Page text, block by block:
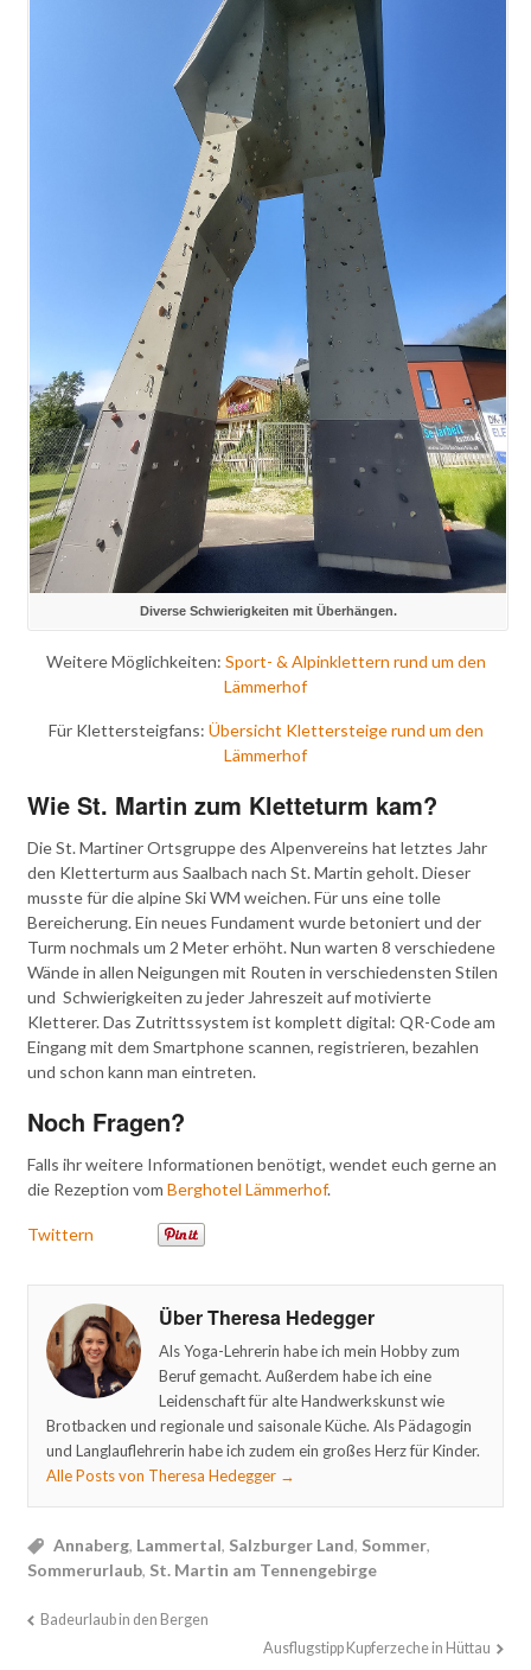
Diverse Schwierigkeiten mit Überhängen.
Weitere Möglichkeiten: Sport- & Alpinklettern rund um den
Lämmerhof
Für Klettersteigfans: Übersicht Klettersteige rund um den
Lämmerhof
Wie St. Martin zum Kletteturm kam?
Die St. Martiner Ortsgruppe des Alpenvereins hat letztes Jahr
den Kletterturm aus Saalbach nach St. Martin geholt. Dieser
musste für die alpine Ski WM weichen. Für uns eine tolle
Bereicherung. Ein neues Fundament wurde betoniert und der
Turm nochmals um 2 Meter erhöht. Nun warten 8 verschiedene
Wände in allen Neigungen mit Routen in verschiedensten Stilen
und Schwierigkeiten zu jeder Jahreszeit auf motivierte
Kletterer. Das Zutrittssystem ist komplett digital: QR-Code am
Eingang mit dem Smartphone scannen, registrieren, bezahlen
und schon kann man eintreten.
Noch Fragen?
Falls ihr weitere Informationen benötigt, wendet euch gerne an
die Rezeption vom Berghotel Lämmerhof.
Twittern
Über Theresa Hedegger
Als Yoga-Lehrerin habe ich mein Hobby zum
Beruf gemacht. Außerdem habe ich eine
Leidenschaft für alte Handwerkskunst wie
Brotbacken und regionale und saisonale Küche. Als Pädagogin
und Langlauflehrerin habe ich zudem ein großes Herz für Kinder.
Alle Posts von Theresa Hedegger →
Annaberg, Lammertal, Salzburger Land, Sommer,
Sommerurlaub, St. Martin am Tennengebirge
Badeurlaub in den Bergen
Ausflugstipp Kupferzeche in Hüttau